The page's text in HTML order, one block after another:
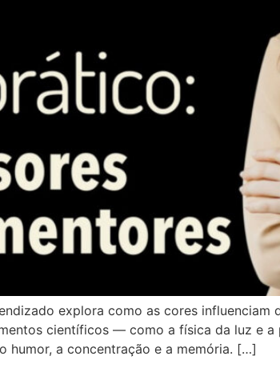
explora como as cores
científicos — como a física da luz e
humor, a concentração e a memória. […]